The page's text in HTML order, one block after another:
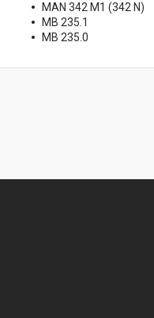
MAN 342 M1 (342 N)
MB 235.1
MB 235.0